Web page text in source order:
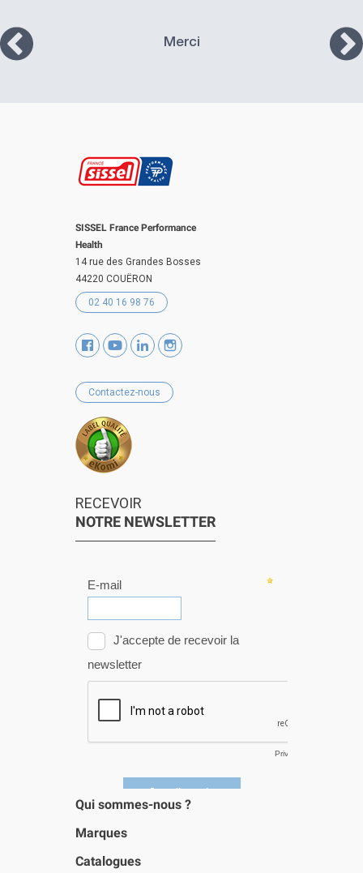
Merci
SISSEL France Performance
Health
14 rue des Grandes Bosses
44220 COUËRON
02 40 16 98 76
Contactez-nous
RECEVOIR
NOTRE NEWSLETTER
Qui sommes-nous ?
Marques
Catalogues